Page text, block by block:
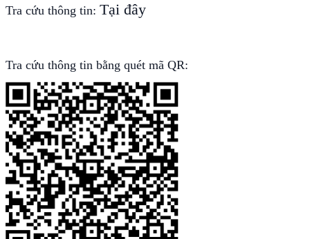
Tra cứu thông tin: Tại đây
Tra cứu thông tin bằng quét mã QR: